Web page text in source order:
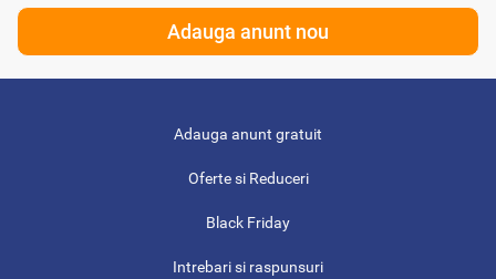
Adauga anunt nou
Adauga anunt gratuit
Oferte si Reduceri
Black Friday
Intrebari si raspunsuri